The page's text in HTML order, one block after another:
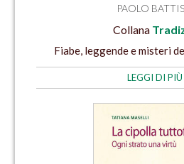
PAOLO
Collana
Fiabe, leggende e misteri
LEGGI DI PIÙ